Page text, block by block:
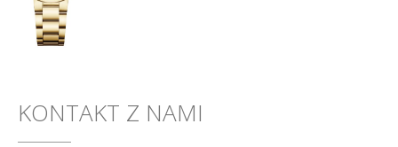
KONTAKT Z NAMI